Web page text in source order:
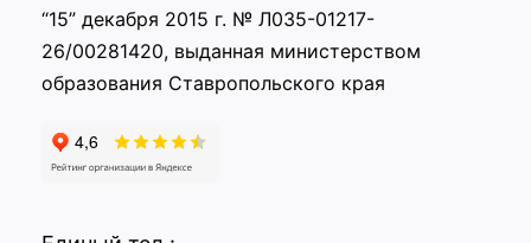
“15” декабря 2015 г. № Л035-01217-
26/00281420, выданная министерством
образования Ставропольского края